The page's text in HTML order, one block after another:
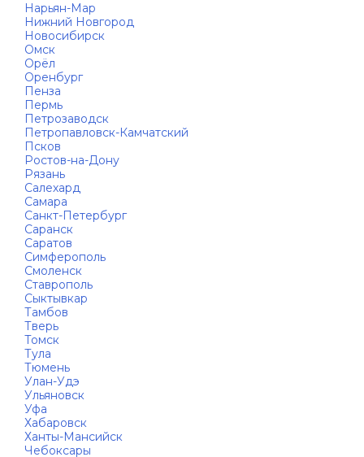
Нарьян-Мар
Нижний Новгород
Новосибирск
Омск
Орёл
Оренбург
Пенза
Пермь
Петрозаводск
Петропавловск-Камчатский
Псков
Ростов-на-Дону
Рязань
Салехард
Самара
Санкт-Петербург
Саранск
Саратов
Симферополь
Смоленск
Ставрополь
Сыктывкар
Тамбов
Тверь
Томск
Тула
Тюмень
Улан-Удэ
Ульяновск
Уфа
Хабаровск
Ханты-Мансийск
Чебоксары